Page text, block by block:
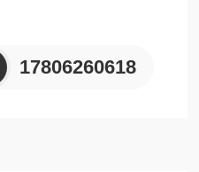
17806260618